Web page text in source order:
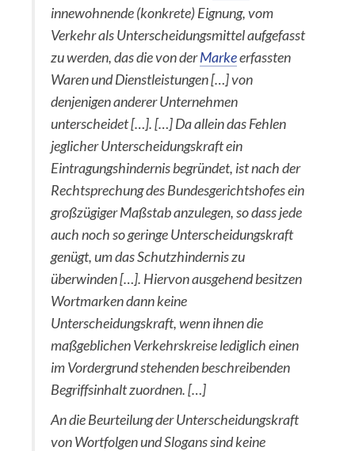
innewohnende (konkrete) Eignung, vom
Verkehr als Unterscheidungsmittel aufgefasst
zu werden, das die von derMarkeerfassten
Waren und Dienstleistungen […] von
denjenigen anderer Unternehmen
unterscheidet […]. […] Da allein das Fehlen
jeglicher Unterscheidungskraft ein
Eintragungshindernis begründet, ist nach der
Rechtsprechung des Bundesgerichtshofes ein
großzügiger Maßstab anzulegen, so dass jede
auch noch so geringe Unterscheidungskraft
genügt, um das Schutzhindernis zu
überwinden […]. Hiervon ausgehend besitzen
Wortmarken dann keine
Unterscheidungskraft, wenn ihnen die
maßgeblichen Verkehrskreise lediglich einen
im Vordergrund stehenden beschreibenden
Begriffsinhalt zuordnen. […]
An die Beurteilung der Unterscheidungskraft
von Wortfolgen und Slogans sind keine